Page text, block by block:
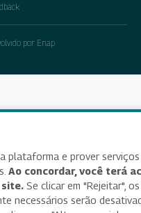
por Enap
plataforma e prover serviços
Ao concordar, você terá
site. Se clicar em "Rejeitar", os
necessários serão